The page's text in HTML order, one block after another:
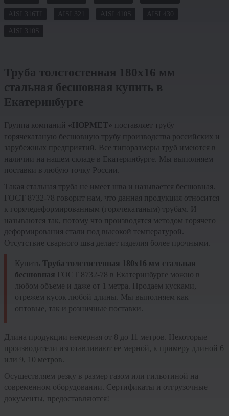
AISI 316TI AISI 321 AISI 410S AISI 430
AISI 310S
Труба толстостенная 180х16 мм
стальная бесшовная купить в
Екатеринбурге
Группа компаний «НОРМЕТ» поставляет трубу
горячекатаную бесшовную трубу производства российских и
зарубежных предприятий. Все типоразмеры труб имеются в
наличии на нашем складе в Екатеринбурге. Мы выполняем
поставки в любую точку России.
Такая стальная труба не имеет шва и называется бесшовная.
ГОСТ 8732-78 говорит нам, что данная продукция относится
к горячедеформированным (горячекатаным) трубам. И
называются так, потому что производятся методом горячего
деформирования стали под высокой температурой.
Отсутствие сварного шва делает изделия более прочными.
Купить Труба толстостенная 180х16 мм стальная
бесшовная ГОСТ 8732-78 в Екатеринбурге можно в
любом объеме и даже от 1 метра. Продаем кусками,
отрежем кусок любой длины. Мы выполняем как
оптовые, так и розничные поставки.
Длина продукции немерная от 8 до 11 метров. Некоторые
производители изготавливают ее мерной, к примеру длиной 6
или 9, 10 метров.
Осуществляем резку в размер газом или гильотиной на
современном оборудовании. Сертификаты и отгрузочные
документы, предоставляются!